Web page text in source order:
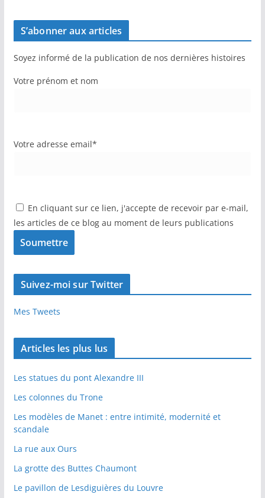
S’abonner aux articles
Soyez informé de la publication de nos dernières histoires
Votre prénom et nom
Votre adresse email*
En cliquant sur ce lien, j'accepte de recevoir par e-mail,
les articles de ce blog au moment de leurs publications
Suivez-moi sur Twitter
Mes Tweets
Articles les plus lus
Les statues du pont Alexandre III
Les colonnes du Trone
Les modèles de Manet : entre intimité, modernité et
scandale
La rue aux Ours
La grotte des Buttes Chaumont
Le pavillon de Lesdiguières du Louvre